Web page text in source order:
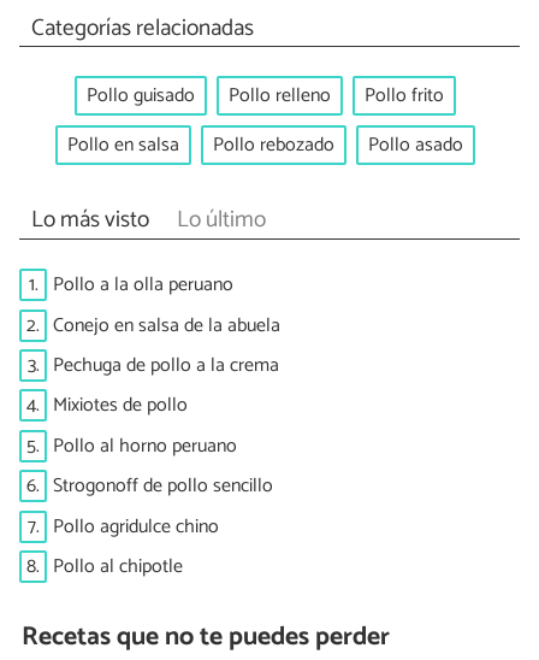
Categorías relacionadas
Pollo guisado Pollo relleno
Pollo frito
Pollo en salsa
Pollo rebozado Pollo asado
Lo más visto Lo último
1. Pollo a la olla peruano
2. Conejo en salsa de la abuela
3. Pechuga de pollo a la crema
4. Mixiotes de pollo
5. Pollo al horno peruano
6. Strogonoff de pollo sencillo
7. Pollo agridulce chino
8. Pollo al chipotle
Recetas que no te puedes perder